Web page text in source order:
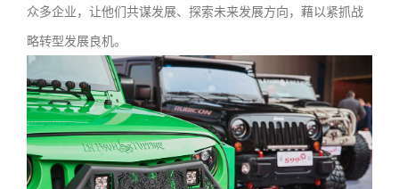
众多企业，让他们共谋发展、探索未来发展方向，藉以紧抓战
略转型发展良机。